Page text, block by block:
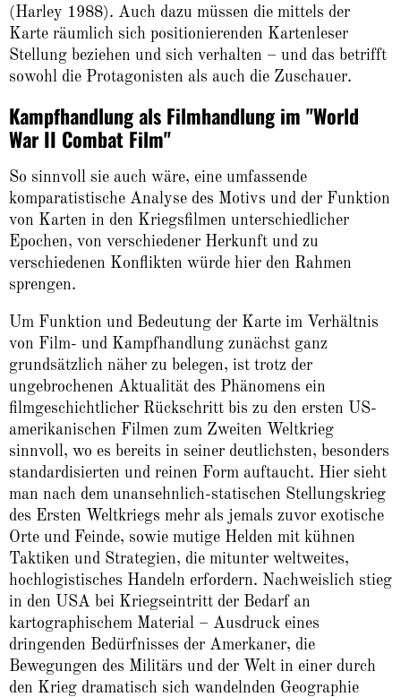
(Harley 1988). Auch dazu müssen die mittels der
Karte räumlich sich positionierenden Kartenleser
Stellung beziehen und sich verhalten – und das betrifft
sowohl die Protagonisten als auch die Zuschauer.
Kampfhandlung als Filmhandlung im "World
War II Combat Film"
So sinnvoll sie auch wäre, eine umfassende
komparatistische Analyse des Motivs und der Funktion
von Karten in den Kriegsfilmen unterschiedlicher
Epochen, von verschiedener Herkunft und zu
verschiedenen Konflikten würde hier den Rahmen
sprengen.
Um Funktion und Bedeutung der Karte im Verhältnis
von Film- und Kampfhandlung zunächst ganz
grundsätzlich näher zu belegen, ist trotz der
ungebrochenen Aktualität des Phänomens ein
filmgeschichtlicher Rückschritt bis zu den ersten US-
amerikanischen Filmen zum Zweiten Weltkrieg
sinnvoll, wo es bereits in seiner deutlichsten, besonders
standardisierten und reinen Form auftaucht. Hier sieht
man nach dem unansehnlich-statischen Stellungskrieg
des Ersten Weltkriegs mehr als jemals zuvor exotische
Orte und Feinde, sowie mutige Helden mit kühnen
Taktiken und Strategien, die mitunter weltweites,
hochlogistisches Handeln erfordern. Nachweislich stieg
in den USA bei Kriegseintritt der Bedarf an
kartographischem Material – Ausdruck eines
dringenden Bedürfnisses der Amerkaner, die
Bewegungen des Militärs und der Welt in einer durch
den Krieg dramatisch sich wandelnden Geographie